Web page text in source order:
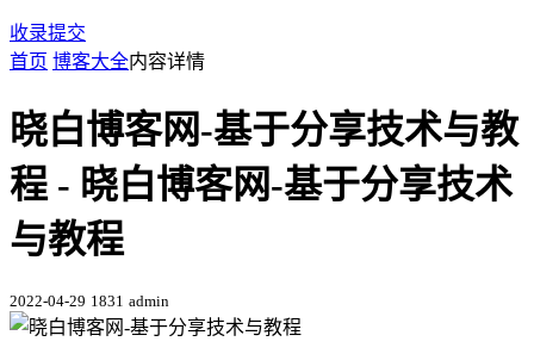
收录提交
首页 博客大全内容详情
晓白博客网-基于分享技术与教
程 - 晓白博客网-基于分享技术
与教程
2022-04-29 1831 admin